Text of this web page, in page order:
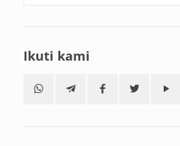
Ikuti kami